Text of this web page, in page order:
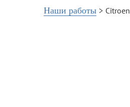
Наши работы > Citroen